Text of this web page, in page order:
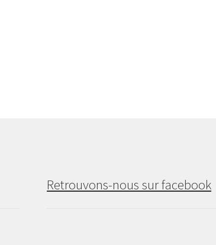
Retrouvons-nous sur facebook